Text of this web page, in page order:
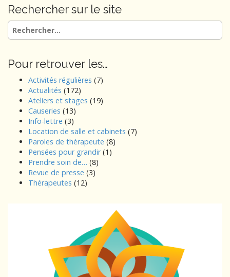
Rechercher sur le site
Rechercher :
Pour retrouver les…
Activités régulières (7)
Actualités (172)
Ateliers et stages (19)
Causeries (13)
Info-lettre (3)
Location de salle et cabinets (7)
Paroles de thérapeute (8)
Pensées pour grandir(1)
Prendre soin de… (8)
Revue de presse (3)
Thérapeutes (12)